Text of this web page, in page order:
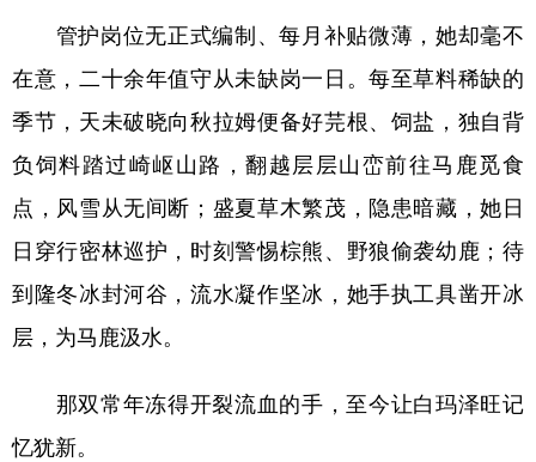
管护岗位无正式编制、每月补贴微薄，她却毫不
在意，二十余年值守从未缺岗一日。每至草料稀缺的
季节，天未破晓向秋拉姆便备好芫根、饲盐，独自背
负饲料踏过崎岖山路，翻越层层山峦前往马鹿觅食
点，风雪从无间断；盛夏草木繁茂，隐患暗藏，她日
日穿行密林巡护，时刻警惕棕熊、野狼偷袭幼鹿；待
到隆冬冰封河谷，流水凝作坚冰，她手执工具凿开冰
层，为马鹿汲水。
那双常年冻得开裂流血的手，至今让白玛泽旺记
忆犹新。